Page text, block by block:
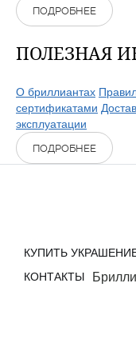
ПОДРОБНЕЕ
ПОЛЕЗНАЯ
О бриллиантах
сертификатами
эксплуатации
ПОДРОБНЕЕ
КУПИТЬ
КОНТАКТЫ